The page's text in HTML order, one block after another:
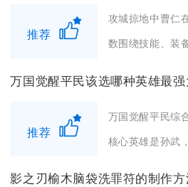
推荐
攻城掠地中曹仁
数围绕技能、装
万国觉醒平民该选哪种英雄最强
推荐
万国觉醒平民综
核心英雄是孙武
影之刃榆木脑袋洗罪符的制作方